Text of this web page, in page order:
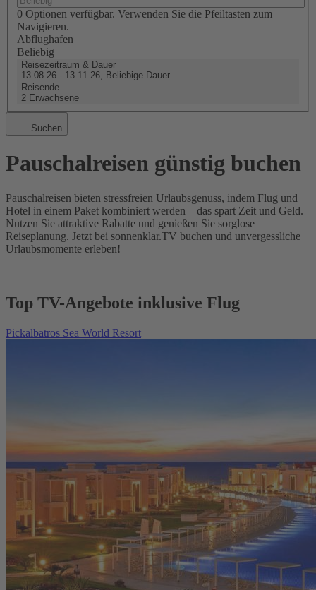
0 Optionen verfügbar. Verwenden Sie die Pfeiltasten zum
Navigieren.
Abflughafen
Beliebig
Reisezeitraum & Dauer
13.08.26 - 13.11.26, Beliebige Dauer
Reisende
2 Erwachsene
Suchen
Pauschalreisen günstig buchen
Pauschalreisen bieten stressfreien Urlaubsgenuss, indem Flug und
Hotel in einem Paket kombiniert werden – das spart Zeit und Geld.
Nutzen Sie attraktive Rabatte und genießen Sie sorglose
Reiseplanung. Jetzt bei sonnenklar.TV buchen und unvergessliche
Urlaubsmomente erleben!
Top TV-Angebote inklusive Flug
Pickalbatros Sea World Resort